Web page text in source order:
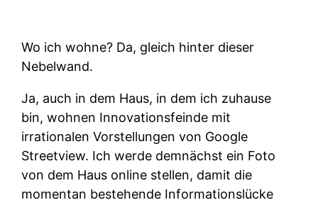
Wo ich wohne? Da, gleich hinter dieser
Nebelwand.
Ja, auch in dem Haus, in dem ich zuhause
bin, wohnen Innovationsfeinde mit
irrationalen Vorstellungen von Google
Streetview. Ich werde demnächst ein Foto
von dem Haus online stellen, damit die
momentan bestehende Informationslücke